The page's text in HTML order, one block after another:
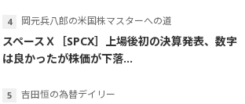
岡元兵八郎の米国株マスターへの道
スペースＸ［SPCX］上場後初の決算発表、数字
は良かったが株価が下落...
吉田恒の為替デイリー